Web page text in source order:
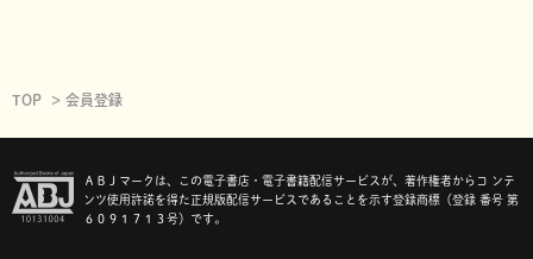
TOP 会員登録
ＡＢＪマークは、この電子書店・電子書籍配信サービスが、著作権者からコ ンテ
ンツ使用許諾を得た正規版配信サービスであることを示す登録商標（登録 番号 第
６０９１７１３号）です。